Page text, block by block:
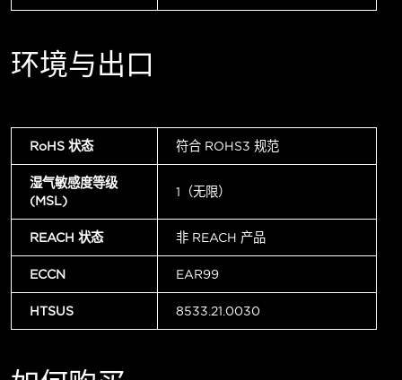
环境与出口
RoHS 状态 符合 ROHS3 规范
湿气敏感度等级
(MSL)
1（无限）
REACH 状态 非 REACH 产品
ECCN EAR99
HTSUS 8533.21.0030